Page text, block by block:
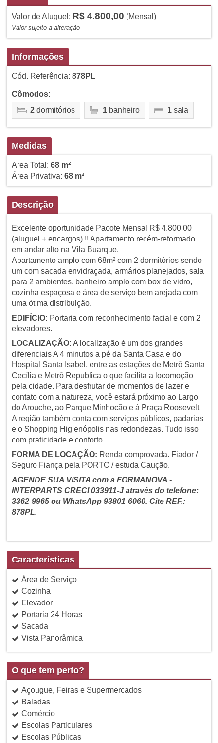
Valor de Aluguel: R$ 4.800,00 (Mensal)
Valor sujeito a alteração
Informações
Cód. Referência: 878PL
Cômodos:
2dormitórios 1banheiro 1sala
Medidas
Área Total: 68 m²
Área Privativa: 68 m²
Descrição
Excelente oportunidade Pacote Mensal R$ 4.800,00
(aluguel + encargos).!! Apartamento recém-reformado
em andar alto na Vila Buarque.
Apartamento amplo com 68m² com 2 dormitórios sendo
um com sacada envidraçada, armários planejados, sala
para 2 ambientes, banheiro amplo com box de vidro,
cozinha espaçosa e área de serviço bem arejada com
uma ótima distribuição.
EDIFÍCIO: Portaria com reconhecimento facial e com 2
elevadores.
LOCALIZAÇÃO: A localização é um dos grandes
diferenciais A 4 minutos a pé da Santa Casa e do
Hospital Santa Isabel, entre as estações de Metrô Santa
Cecília e Metrô Republica o que facilita a locomoção
pela cidade. Para desfrutar de momentos de lazer e
contato com a natureza, você estará próximo ao Largo
do Arouche, ao Parque Minhocão e à Praça Roosevelt.
A região também conta com serviços públicos, padarias
e o Shopping Higienópolis nas redondezas. Tudo isso
com praticidade e conforto.
FORMA DE LOCAÇÃO: Renda comprovada. Fiador /
Seguro Fiança pela PORTO / estuda Caução.
AGENDE SUA VISITA com a FORMANOVA -
INTERPARTS CRECI 033911-J através do telefone:
3362-9965 ou WhatsApp 93801-6060. Cite REF.:
878PL.
Características
Área de Serviço
Cozinha
Elevador
Portaria 24 Horas
Sacada
Vista Panorâmica
O que tem perto?
Açougue, Feiras e Supermercados
Baladas
Comércio
Escolas Particulares
Escolas Públicas